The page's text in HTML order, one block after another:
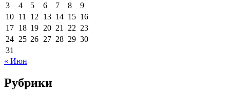
3
4 5 6 7 8
9
10 11 12 13 14 15 16
17 18 19 20 21 22 23
24 25 26 27 28 29 30
31
« Июн
Рубрики